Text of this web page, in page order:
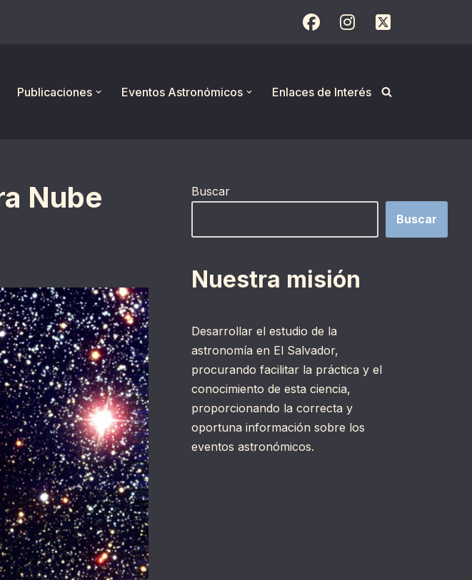
Publicaciones Eventos Astronómicos Enlaces de Interés
Nube
Buscar
Buscar
Nuestra misión
Desarrollar el estudio de la
astronomía en El Salvador,
procurando facilitar la práctica y el
conocimiento de esta ciencia,
proporcionando la correcta y
oportuna información sobre los
eventos astronómicos.